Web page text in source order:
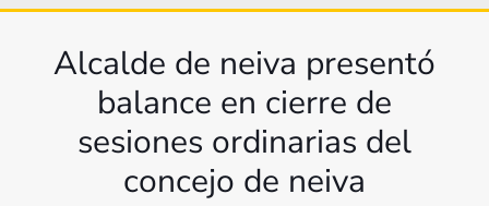
Alcalde de neiva presentó
balance en cierre de
sesiones ordinarias del
concejo de neiva